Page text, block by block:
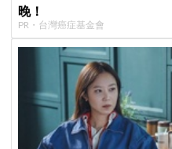
晚！
PR・台灣癌症基金會